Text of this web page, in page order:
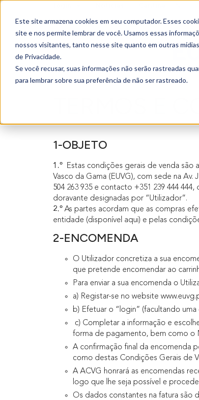
Este site armazena cookies em seu computador. Esses
site e nos permite lembrar de você. Usamos essas
nossos visitantes, tanto nesse site quanto em outras
de Privacidade.
Se você recusar, suas informações não serão rastreadas
para lembrar sobre sua preferência de não ser rastreado.
TERMOS E
1-OBJETO
1.ºEstas condições gerais de venda são
Vasco da Gama (EUVG), com sede na
504 263 935 e contacto +351 239 444
doravante designadas por “Utilizador”.
2.ºAs partes acordam que as compras
entidade (disponível aqui) e pelas
2-ENCOMENDA
O Utilizador concretiza a sua
que pretende encomendar ao
Para enviar a sua encomenda o
a) Registar-se no website
b) Efetuar o “login” (facultando
c) Completar a informação e
forma de pagamento, bem como o
A confirmação final da encomenda
como destas Condições Gerais de
A ACVG honrará as encomendas
logo que lhe seja possível e
Os dados constantes na fatura são